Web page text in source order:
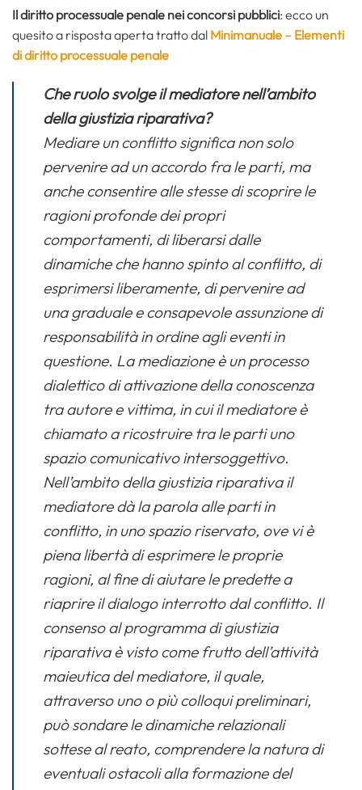
Il diritto processuale penale nei concorsi pubblici: ecco un
quesito a risposta aperta tratto dal Minimanuale – Elementi
di diritto processuale penale
Che ruolo svolge il mediatore nell’ambito
della giustizia riparativa?
Mediare un conflitto significa non solo
pervenire ad un accordo fra le parti, ma
anche consentire alle stesse di scoprire le
ragioni profonde dei propri
comportamenti, di liberarsi dalle
dinamiche che hanno spinto al conflitto, di
esprimersi liberamente, di pervenire ad
una graduale e consapevole assunzione di
responsabilità in ordine agli eventi in
questione. La mediazione è un processo
dialettico di attivazione della conoscenza
tra autore e vittima, in cui il mediatore è
chiamato a ricostruire tra le parti uno
spazio comunicativo intersoggettivo.
Nell’ambito della giustizia riparativa il
mediatore dà la parola alle parti in
conflitto, in uno spazio riservato, ove vi è
piena libertà di esprimere le proprie
ragioni, al fine di aiutare le predette a
riaprire il dialogo interrotto dal conflitto. Il
consenso al programma di giustizia
riparativa è visto come frutto dell’attività
maieutica del mediatore, il quale,
attraverso uno o più colloqui preliminari,
può sondare le dinamiche relazionali
sottese al reato, comprendere la natura di
eventuali ostacoli alla formazione del